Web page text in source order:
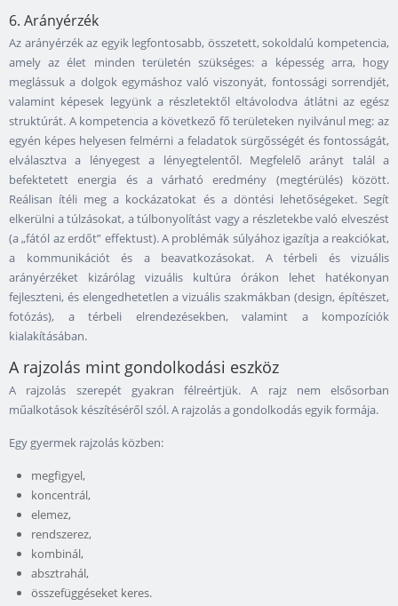
6. Arányérzék
Az arányérzék az egyik legfontosabb, összetett, sokoldalú kompetencia,
amely az élet minden területén szükséges: a képesség arra, hogy
meglássuk a dolgok egymáshoz való viszonyát, fontossági sorrendjét,
valamint képesek legyünk a részletektől eltávolodva átlátni az egész
struktúrát. A kompetencia a következő fő területeken nyilvánul meg: az
egyén képes helyesen felmérni a feladatok sürgősségét és fontosságát,
elválasztva a lényegest a lényegtelentől. Megfelelő arányt talál a
befektetett energia és a várható eredmény (megtérülés) között.
Reálisan ítéli meg a kockázatokat és a döntési lehetőségeket. Segít
elkerülni a túlzásokat, a túlbonyolítást vagy a részletekbe való elveszést
(a „fától az erdőt” effektust). A problémák súlyához igazítja a reakciókat,
a kommunikációt és a beavatkozásokat. A térbeli és vizuális
arányérzéket kizárólag vizuális kultúra órákon lehet hatékonyan
fejleszteni, és elengedhetetlen a vizuális szakmákban (design, építészet,
fotózás), a térbeli elrendezésekben, valamint a kompozíciók
kialakításában.
A rajzolás mint gondolkodási eszköz
A rajzolás szerepét gyakran félreértjük. A rajz nem elsősorban
műalkotások készítéséről szól. A rajzolás a gondolkodás egyik formája.
Egy gyermek rajzolás közben:
megfigyel,
koncentrál,
elemez,
rendszerez,
kombinál,
absztrahál,
összefüggéseket keres.